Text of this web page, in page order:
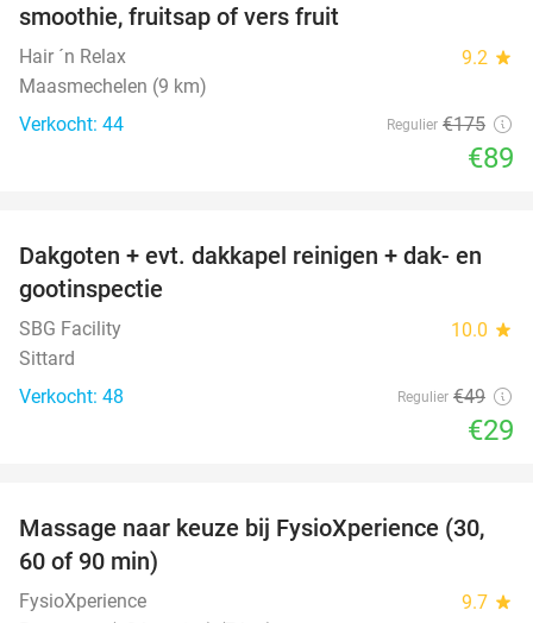
smoothie, fruitsap of vers fruit
Hair ´n Relax 9.2 star
Maasmechelen (9 km)
Verkocht: 44
Regulier €175
€89
41%
Dakgoten + evt. dakkapel reinigen + dak- en
gootinspectie
SBG Facility 10.0 star
Sittard
Verkocht: 48
Regulier €49
€29
44%
Massage naar keuze bij FysioXperience (30,
60 of 90 min)
FysioXperience 9.7 star